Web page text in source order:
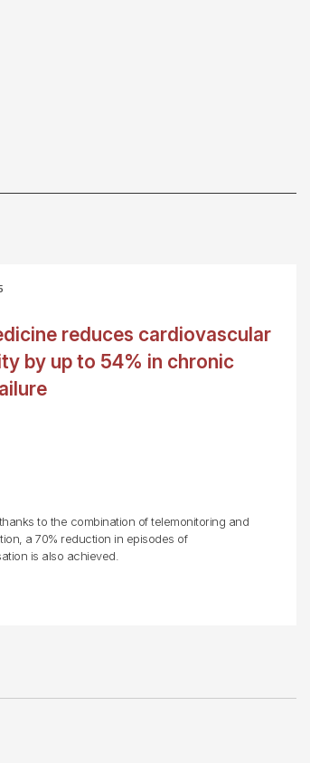
reduces cardiovascular
by up to 54% in chronic
to the combination of telemonitoring and
a 70% reduction in episodes of
is also achieved.